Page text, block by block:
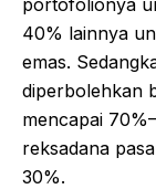
40% lainnya
emas.
diperbolehkan
mencapai
reksadana
30%.